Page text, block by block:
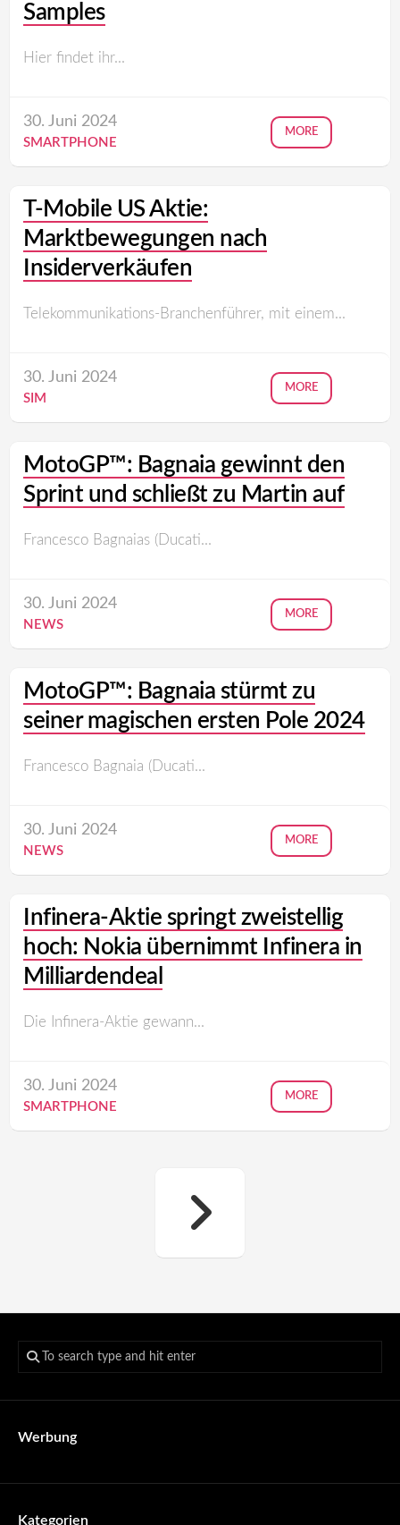
Samples
Hier findet ihr...
30. Juni 2024
SMARTPHONE
MORE
T-Mobile US Aktie:
Marktbewegungen nach
Insiderverkäufen
Telekommunikations-Branchenführer, mit einem...
30. Juni 2024
SIM
MORE
MotoGP™: Bagnaia gewinnt den
Sprint und schließt zu Martin auf
Francesco Bagnaias (Ducati...
30. Juni 2024
NEWS
MORE
MotoGP™: Bagnaia stürmt zu
seiner magischen ersten Pole 2024
Francesco Bagnaia (Ducati...
30. Juni 2024
NEWS
MORE
Infinera-Aktie springt zweistellig
hoch: Nokia übernimmt Infinera in
Milliardendeal
Die Infinera-Aktie gewann...
30. Juni 2024
SMARTPHONE
MORE
Werbung
Kategorien